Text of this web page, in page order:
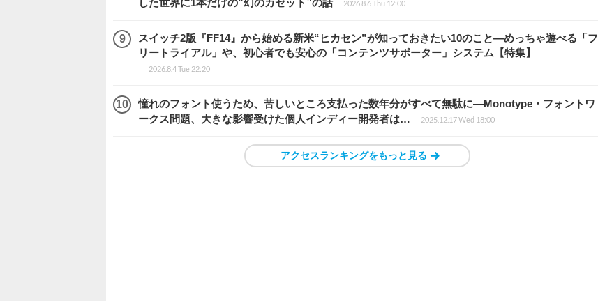
した世界に1本だけの“幻のカセット”の話
2026.8.6 Thu 12:00
スイッチ2版『FF14』から始める新米“ヒカセン”が知っておきたい10のこと―めっちゃ遊べる「フ
リートライアル」や、初心者でも安心の「コンテンツサポーター」システム【特集】
2026.8.4 Tue 22:20
憧れのフォント使うため、苦しいところ支払った数年分がすべて無駄に―Monotype・フォントワ
ークス問題、大きな影響受けた個人インディー開発者は…
2025.12.17 Wed 18:00
アクセスランキングをもっと見る